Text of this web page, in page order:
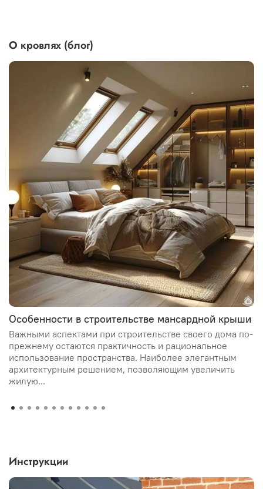
О кровлях (блог)
Особенности в строительстве мансардной крыши
Важными аспектами при строительстве своего дома по-
прежнему остаются практичность и рациональное
использование пространства. Наиболее элегантным
архитектурным решением, позволяющим увеличить
жилую...
Инструкции